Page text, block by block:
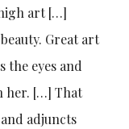
art […]
Great art
the eyes and
her. […] That
adjuncts